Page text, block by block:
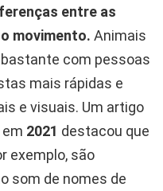
entre as
movimento. Animais
com pessoas
mais rápidas e
e visuais. Um artigo
em 2021 destacou que
exemplo, são
som de nomes de